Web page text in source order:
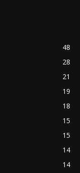
48
28
21
19
18
15
15
14
14